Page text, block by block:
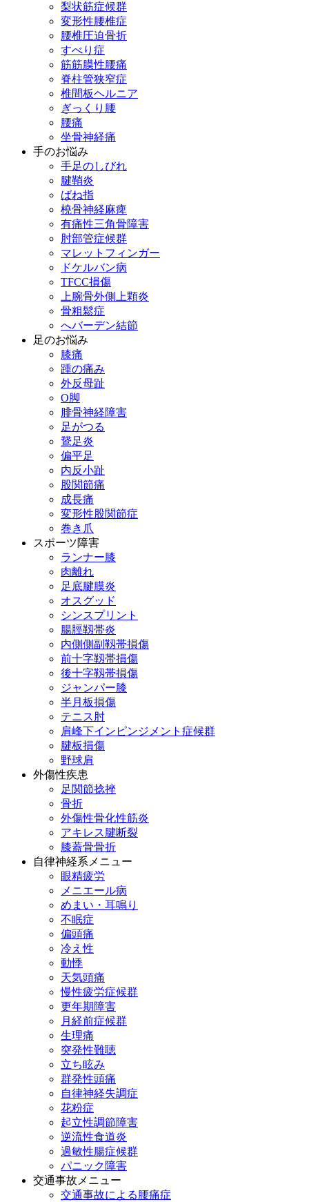
梨状筋症候群
変形性腰椎症
腰椎圧迫骨折
すべり症
筋筋膜性腰痛
脊柱管狭窄症
椎間板ヘルニア
ぎっくり腰
腰痛
坐骨神経痛
手のお悩み
手足のしびれ
腱鞘炎
ばね指
橈骨神経麻痺
有痛性三角骨障害
肘部管症候群
マレットフィンガー
ドケルバン病
TFCC損傷
上腕骨外側上顆炎
骨粗鬆症
へバーデン結節
足のお悩み
膝痛
踵の痛み
外反母趾
О脚
腓骨神経障害
足がつる
鵞足炎
偏平足
内反小趾
股関節痛
成長痛
変形性股関節症
巻き爪
スポーツ障害
ランナー膝
肉離れ
足底腱膜炎
オスグッド
シンスプリント
腸脛靱帯炎
内側側副靱帯損傷
前十字靱帯損傷
後十字靱帯損傷
ジャンパー膝
半月板損傷
テニス肘
肩峰下インピンジメント症候群
腱板損傷
野球肩
外傷性疾患
足関節捻挫
骨折
外傷性骨化性筋炎
アキレス腱断裂
膝蓋骨骨折
自律神経系メニュー
眼精疲労
メニエール病
めまい・耳鳴り
不眠症
偏頭痛
冷え性
動悸
天気頭痛
慢性疲労症候群
更年期障害
月経前症候群
生理痛
突発性難聴
立ち眩み
群発性頭痛
自律神経失調症
花粉症
起立性調節障害
逆流性食道炎
過敏性腸症候群
パニック障害
交通事故メニュー
交通事故による腰痛症